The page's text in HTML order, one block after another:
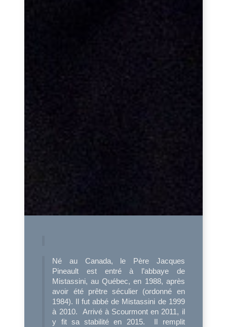
Né au Canada, le Père Jacques
Pineault est entré à l’abbaye de
Mistassini, au Québec, en 1988, après
avoir été prêtre séculier (ordonné en
1984). Il fut abbé de Mistassini de 1999
à 2010. Arrivé à Scourmont en 2011, il
y fit sa stabilité en 2015. Il remplit